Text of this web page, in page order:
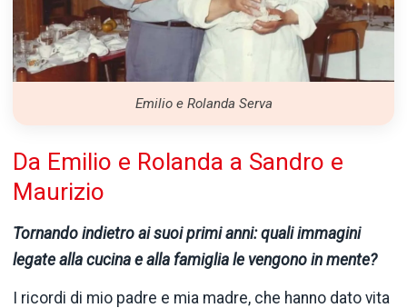
Emilio e Rolanda Serva
Da Emilio e Rolanda a Sandro e
Maurizio
Tornando indietro ai suoi primi anni: quali immagini
legate alla cucina e alla famiglia le vengono in mente?
I ricordi di mio padre e mia madre, che hanno dato vita